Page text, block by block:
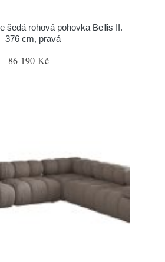
šedá rohová pohovka Bellis II.
376 cm, pravá
86 190 Kč